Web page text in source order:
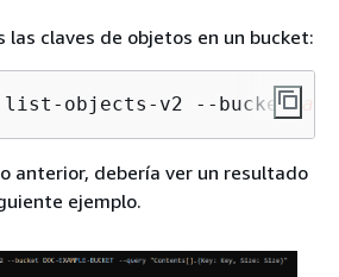
las claves de objetos en un bucket:
list-objects-v2 --bucket
anterior, debería ver un resultado
ejemplo.